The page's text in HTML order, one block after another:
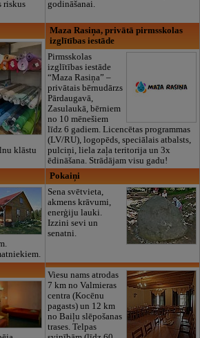
riskus
godināšanai.
klāstu
Maza Rasiņa, privātā pirmsskolas
izglītības iestāde
Pirmsskolas
izglītības iestāde
“Maza Rasiņa” –
privātais bērnudārzs
Pārdaugavā,
Zasulaukā, bērniem
no 10 mēnešiem
līdz 6 gadiem. Licencētas programmas
(LV/RU), logopēds, speciālais atbalsts,
pulciņi, liela zaļa teritorija un 3x
ēdināšana. Strādājam visu gadu!
Pokaiņi
Sena svētvieta,
akmens krāvumi,
enerģiju lauki.
Izzini sevi un
senatni.
Viesu nams atrodas
7 km no Valmieras
centra (Kocēnu
pagasts) un 12 km
no Baiļu slēpošanas
trases. Telpas